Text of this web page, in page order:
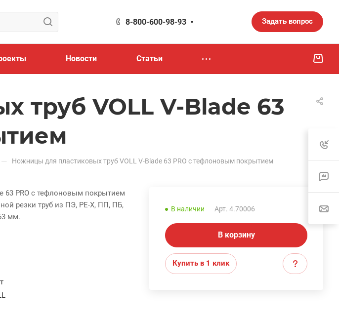
8-800-600-98-93 Задать вопрос
Новости Статьи
труб VOLL V-Blade 63
— Ножницы для пластиковых труб VOLL V-Blade 63 PRO с тефлоновым покрытием
В наличии Арт. 4.70006
В корзину
Купить в 1 клик
63 PRO с тефлоновым покрытием
резки труб из ПЭ, РЕ-Х, ПП, ПБ,
мм.